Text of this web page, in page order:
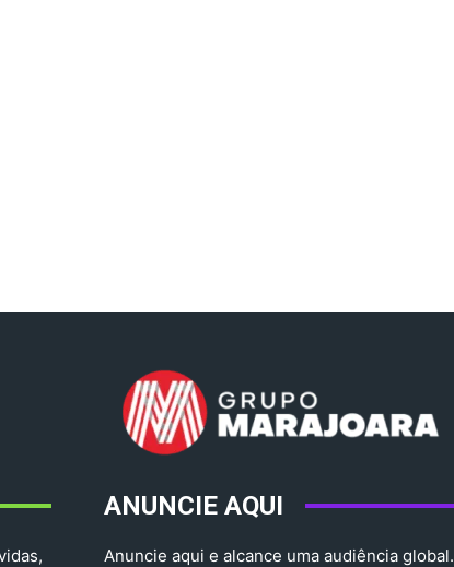
ANUNCIE AQUI
Anuncie aqui e alcance uma audiência global.